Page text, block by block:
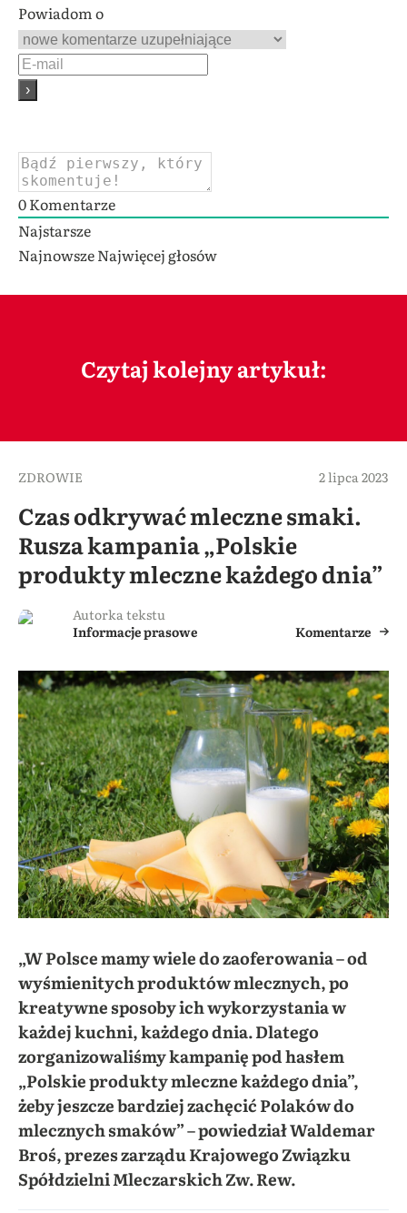
Powiadom o
0Komentarze
Najstarsze
NajnowszeNajwięcej głosów
Czytaj kolejny artykuł:
ZDROWIE 2 lipca 2023
Czas odkrywać mleczne smaki.
Rusza kampania „Polskie
produkty mleczne każdego dnia”
Autorka tekstu
Informacje prasowe
Komentarze
„W Polsce mamy wiele do zaoferowania – od
wyśmienitych produktów mlecznych, po
kreatywne sposoby ich wykorzystania w
każdej kuchni, każdego dnia. Dlatego
zorganizowaliśmy kampanię pod hasłem
„Polskie produkty mleczne każdego dnia”,
żeby jeszcze bardziej zachęcić Polaków do
mlecznych smaków” – powiedział Waldemar
Broś, prezes zarządu Krajowego Związku
Spółdzielni Mleczarskich Zw. Rew.